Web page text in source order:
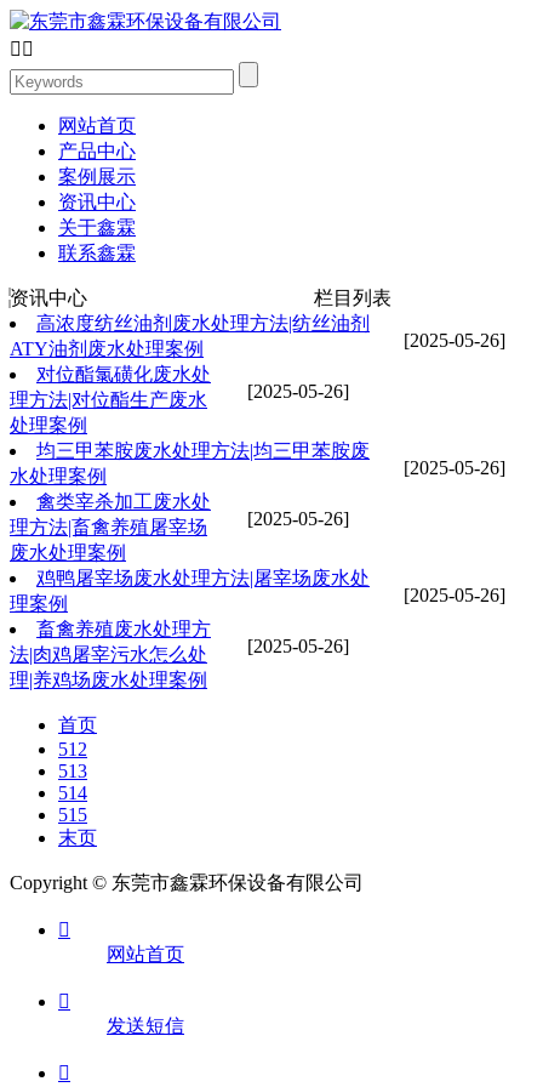
 
网站首页
产品中心
案例展示
资讯中心
关于鑫霖
联系鑫霖
资讯中心 栏目列表
[2025-05-26]
高浓度纺丝油剂废水处理方法|纺丝油剂
ATY油剂废水处理案例
[2025-05-26]
对位酯氯磺化废水处
理方法|对位酯生产废水
处理案例
[2025-05-26]
均三甲苯胺废水处理方法|均三甲苯胺废
水处理案例
[2025-05-26]
禽类宰杀加工废水处
理方法|畜禽养殖屠宰场
废水处理案例
[2025-05-26]
鸡鸭屠宰场废水处理方法|屠宰场废水处
理案例
[2025-05-26]
畜禽养殖废水处理方
法|肉鸡屠宰污水怎么处
理|养鸡场废水处理案例
首页
512
513
514
515
末页
Copyright © 东莞市鑫霖环保设备有限公司

网站首页

发送短信
